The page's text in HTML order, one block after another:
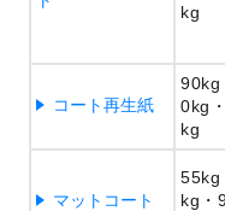
kg
コート再生紙
90kg
0kg
kg
マットコート
55kg
kg